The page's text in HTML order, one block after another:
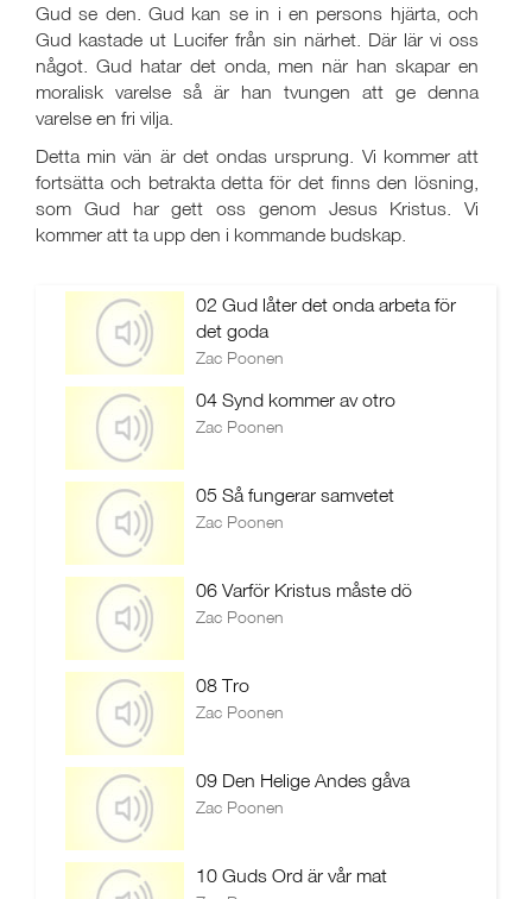
Gud se den. Gud kan se in i en persons hjärta, och
Gud kastade ut Lucifer från sin närhet. Där lär vi oss
något. Gud hatar det onda, men när han skapar en
moralisk varelse så är han tvungen att ge denna
varelse en fri vilja.
Detta min vän är det ondas ursprung. Vi kommer att
fortsätta och betrakta detta för det finns den lösning,
som Gud har gett oss genom Jesus Kristus. Vi
kommer att ta upp den i kommande budskap.
02 Gud låter det onda arbeta för
det goda
Zac Poonen
04 Synd kommer av otro
Zac Poonen
05 Så fungerar samvetet
Zac Poonen
06 Varför Kristus måste dö
Zac Poonen
08 Tro
Zac Poonen
09 Den Helige Andes gåva
Zac Poonen
10 Guds Ord är vår mat